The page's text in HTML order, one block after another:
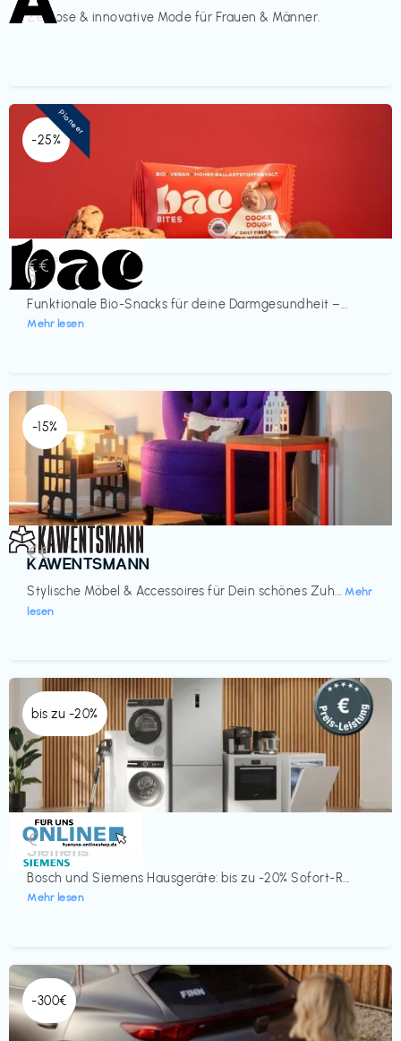
Zeitlose & innovative Mode für Frauen & Männer.
-25%
Lebensmittel
bae Treat
Funktionale Bio-Snacks für deine Darmgesundheit –...
Mehr lesen
€€‎
Pioneer
-15%
Einrichtung
KAWENTSMANN
Stylische Möbel & Accessoires für Dein schönes Zuh... Mehr
lesen
€€‎
bis zu -20%
Küche & Haushalt
Siemens
Bosch und Siemens Hausgeräte: bis zu -20% Sofort-R...
Mehr lesen
€‎
-300€